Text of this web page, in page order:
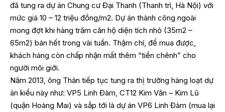
đã tung ra dự án Chung cư Đại Thanh (Thanh trì, Hà Nội) với
mức giá 10 – 12 triệu đồng/m2. Dự án thành công ngoài
mong đợt khi hàng trăm căn hộ diện tích nhỏ (35m2 –
65m2) bán hết trong vài tuần. Thậm chí, để mua được,
khách hàng còn chấp nhận mất thêm “tiền chênh” cho
người môi giới.
Năm 2013, ông Thản tiếp tục tung ra thị trường hàng loạt dự
án kiểu này như: VP5 Linh Đàm, CT12 Kim Văn – Kim Lũ
(quận Hoàng Mai) và sắp tới là dự án VP6 Linh Đàm (mua lại